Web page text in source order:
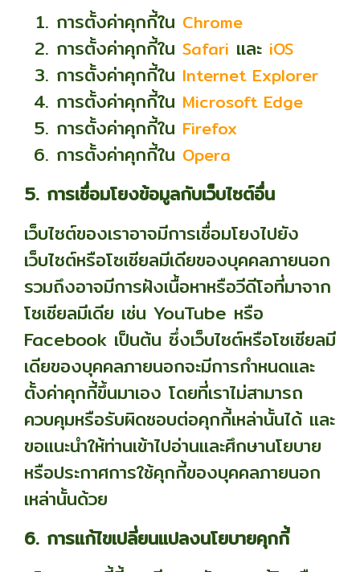
การตั้งค่าคุกกี้ใน Chrome
การตั้งค่าคุกกี้ใน Safari และ iOS
การตั้งค่าคุกกี้ใน Internet Explorer
การตั้งค่าคุกกี้ใน Microsoft Edge
การตั้งค่าคุกกี้ใน Firefox
การตั้งค่าคุกกี้ใน Opera
5. การเชื่อมโยงข้อมูลกับเว็บไซต์อื่น
เว็บไซต์ของเราอาจมีการเชื่อมโยงไปยัง
เว็บไซต์หรือโซเชียลมีเดียของบุคคลภายนอก
รวมถึงอาจมีการฝังเนื้อหาหรือวีดีโอที่มาจาก
โซเชียลมีเดีย เช่น YouTube หรือ
Facebook เป็นต้น ซึ่งเว็บไซต์หรือโซเชียลมี
เดียของบุคคลภายนอกจะมีการกำหนดและ
ตั้งค่าคุกกี้ขึ้นมาเอง โดยที่เราไม่สามารถ
ควบคุมหรือรับผิดชอบต่อคุกกี้เหล่านั้นได้ และ
ขอแนะนำให้ท่านเข้าไปอ่านและศึกษานโยบาย
หรือประกาศการใช้คุกกี้ของบุคคลภายนอก
เหล่านั้นด้วย
6. การแก้ไขเปลี่ยนแปลงนโยบายคุกกี้